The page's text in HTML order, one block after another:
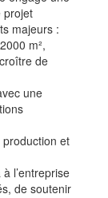
projet
majeurs :
m²,
de
une
et
l’entreprise
de soutenir